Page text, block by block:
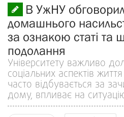
В УжНУ
домашнього
за ознакою статі та
подолання
Університету важливо
соціальних аспектів
часто відбувається за
дому, впливає на